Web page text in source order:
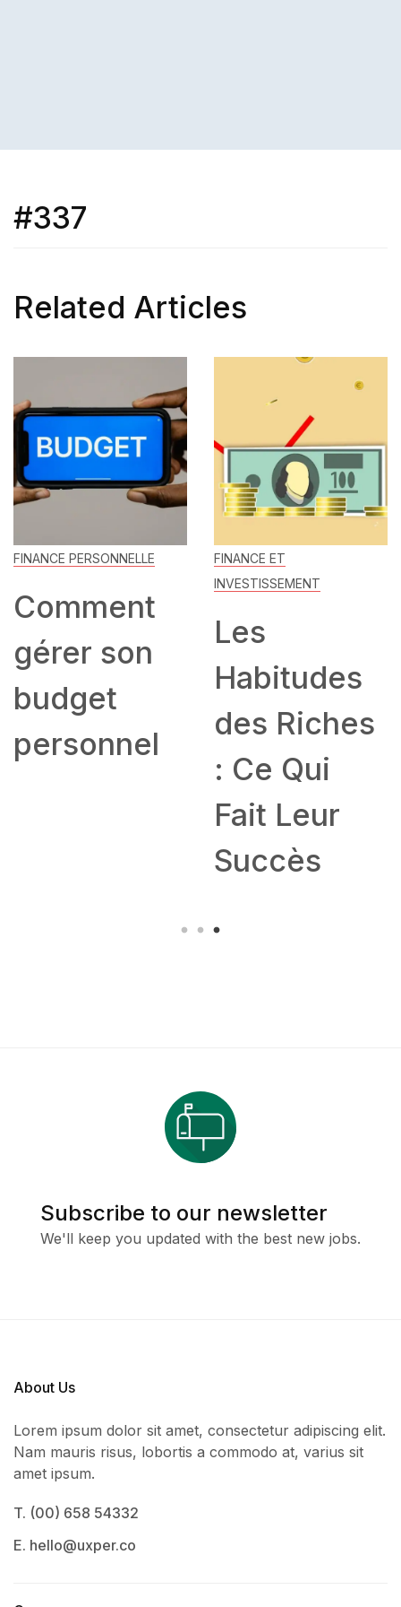
#337
Related Articles
FINANCE PERSONNELLE
Comment
gérer son
budget
personnel
FINANCE ET
INVESTISSEMENT
Les
Habitudes
des Riches
: Ce Qui
Fait Leur
Succès
Subscribe to our newsletter
We'll keep you updated with the best new jobs.
About Us
Lorem ipsum dolor sit amet, consectetur adipiscing elit.
Nam mauris risus, lobortis a commodo at, varius sit
amet ipsum.
T. (00) 658 54332
E. hello@uxper.co